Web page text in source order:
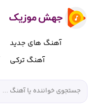
آهنگ های جدید
آهنگ ترکی